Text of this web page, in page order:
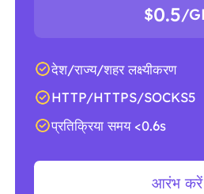
$0.5/
देश/राज्य/शहर लक्ष्यीकरण
HTTP/HTTPS/SOCKS5
प्रतिक्रिया समय <0.6s
आरंभ करें